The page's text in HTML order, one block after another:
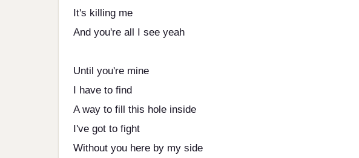
It's killing me
And you're all I see yeah
Until you're mine
I have to find
A way to fill this hole inside
I've got to fight
Without you here by my side